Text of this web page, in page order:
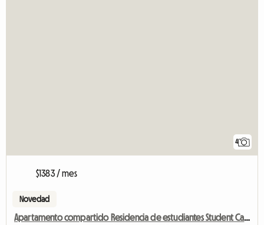
4
$1383 / mes
Novedad
Apartamento compartido Residencia de estudiantes Student Castle